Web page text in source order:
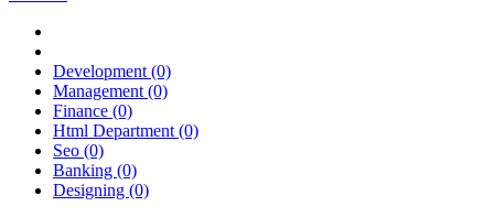
Development (0)
Management (0)
Finance (0)
Html Department (0)
Seo (0)
Banking (0)
Designing (0)